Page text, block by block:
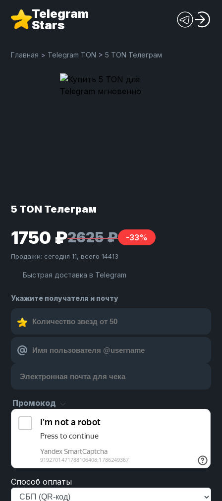
Telegram
Stars
Главная > Telegram TON >5 TON Телеграм
5 TON Телеграм
1750 ₽2625 ₽ -33%
Продажи: сегодня 11, всего 14413
Быстрая доставка в Telegram
Укажите получателя и почту
Промокод
Способ оплаты